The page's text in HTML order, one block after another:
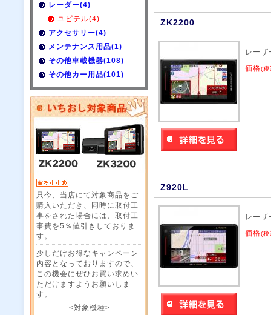
レーダー(4)
ユピテル(4)
アクセサリー(4)
メンテナンス用品(1)
その他車載機器(108)
その他カー用品(101)
只今、当店にて対象商品をご
購入いただき、同時に取付工
事をされた場合には、取付工
事費を5％値引きしておりま
す。
少しだけお得なキャンペーン
内容となっておりますので、
この機会にぜひお買い求めい
ただけますようお願いしま
す。
<対象機種>
ZK2200
レーザ
価格(税
Z920L
レーザ
価格(税